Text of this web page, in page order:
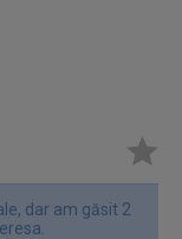
dar am găsit 2